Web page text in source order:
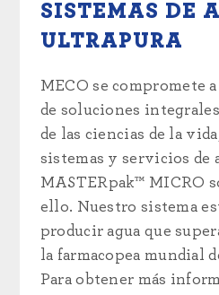
SISTEMAS DE
ULTRAPURA
MECO se compromete
de soluciones
de las ciencias de la
sistemas y servicios de
MASTERpak™ MICRO
ello. Nuestro sistema
producir agua que
la farmacopea mundial
Para obtener más